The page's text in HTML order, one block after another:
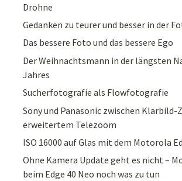
Drohne
Gedanken zu teurer und besser in der
Das bessere Foto und das bessere Ego
Der Weihnachtsmann in der längsten
Jahres
Sucherfotografie als Flowfotografie
Sony und Panasonic zwischen Klarbild-
erweitertem Telezoom
ISO 16000 auf Glas mit dem Motorola
Ohne Kamera Update geht es nicht –
beim Edge 40 Neo noch was zu tun